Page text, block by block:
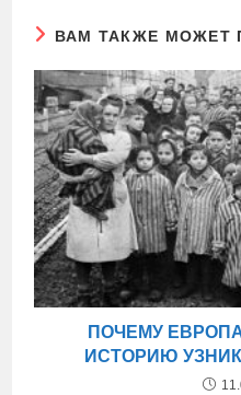
ВАМ ТАКЖЕ МОЖЕТ
ПОЧЕМУ
ИСТОРИЮ